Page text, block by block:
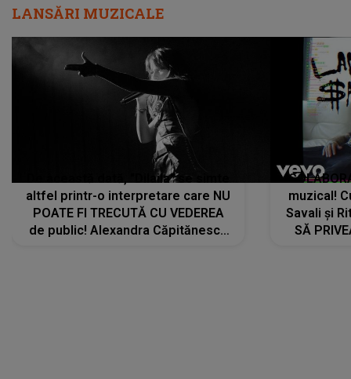
LANSĂRI MUZICALE
De această dată, "Dilaila" se simte
altfel printr-o interpretare care NU
POATE FI TRECUTĂ CU VEDEREA
de public! Alexandra Căpitănescu
muzical!
Savali și
SĂ